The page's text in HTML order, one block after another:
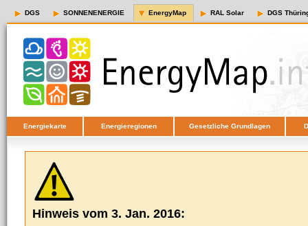
DGS SONNENENERGIE EnergyMap RAL Solar DGS
Energiekarte Energieregionen Gesetzliche Grundlagen
Hinweis vom 3. Jan. 2016: